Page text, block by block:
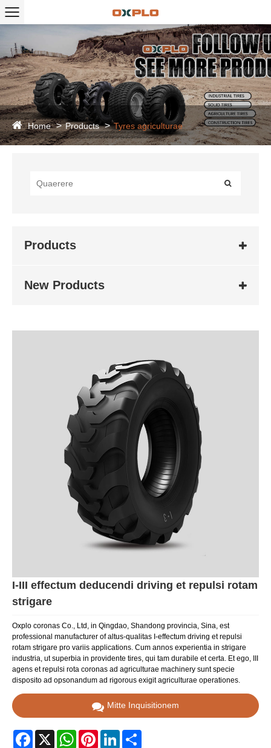
Home Products Tyres agriculturae
Products
New Products
I-III effectum deducendi driving et repulsi rotam
strigare
Oxplo coronas Co., Ltd, in Qingdao, Shandong provincia, Sina, est
professional manufacturer of altus-qualitas I-effectum driving et repulsi
rotam strigare pro variis applications. Cum annos experientia in strigare
industria, ut superbia in providente tires, qui tam durabile et certa. Et ego, III
agens et repulsi rota coronas ad agriculturae machinery sunt specie
disposito ad opsonandum ad rigorous exigit agriculturae operationes.
Mitte Inquisitionem
Facebook
X WhatsAppPinterestLinkedIn